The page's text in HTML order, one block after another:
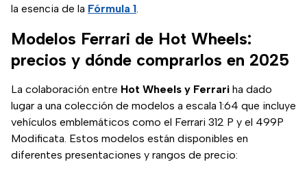
la esencia de la Fórmula 1.
Modelos Ferrari de Hot Wheels:
precios y dónde comprarlos en 2025
La colaboración entre Hot Wheels y Ferrari ha dado
lugar a una colección de modelos a escala 1:64 que incluye
vehículos emblemáticos como el Ferrari 312 P y el 499P
Modificata. Estos modelos están disponibles en
diferentes presentaciones y rangos de precio: